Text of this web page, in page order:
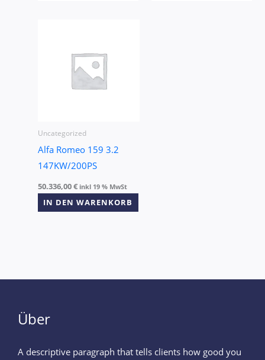
Uncategorized
Alfa Romeo 159 3.2
147KW/200PS
50.336,00€ inkl 19 % MwSt
IN DEN WARENKORB
Über
A descriptive paragraph that tells clients how good you